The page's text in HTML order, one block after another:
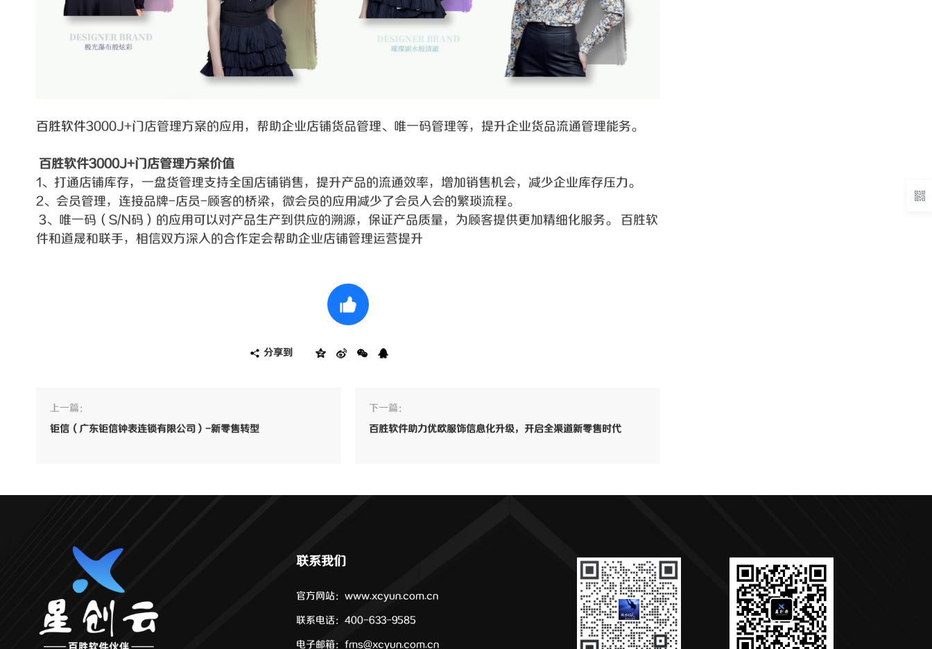
百胜软件3000J+门店管理方案的应用，帮助企业店铺货品管理、唯一码管理等，提升企业货品流通管理能务。
百胜软件3000J+门店管理方案价值
1、打通店铺库存，一盘货管理支持全国店铺销售，提升产品的流通效率，增加销售机会，减少企业库存压力。
2、会员管理，连接品牌-店员-顾客的桥梁，微会员的应用减少了会员入会的繁琐流程。
3、唯一码（S/N码）的应用可以对产品生产到供应的溯源，保证产品质量，为顾客提供更加精细化服务。 百胜软
件和道晟和联手，相信双方深入的合作定会帮助企业店铺管理运营提升
分享到
上一篇：
钜信（广东钜信钟表连锁有限公司）-新零售转型
下一篇：
百胜软件助力优欧服饰信息化升级，开启全渠道新零售时代
联系我们
官方网站：www.xcyun.com.cn
联系电话：400-633-9585
电子邮箱：fms@xcyun.com.cn